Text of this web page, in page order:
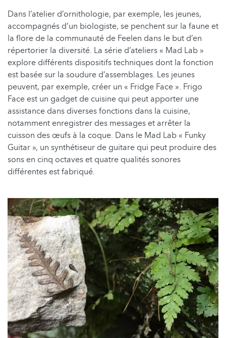
Dans l’atelier d’ornithologie, par exemple, les jeunes,
accompagnés d’un biologiste, se penchent sur la faune et
la flore de la communauté de Feelen dans le but d’en
répertorier la diversité. La série d’ateliers « Mad Lab »
explore différents dispositifs techniques dont la fonction
est basée sur la soudure d’assemblages. Les jeunes
peuvent, par exemple, créer un « Fridge Face ». Frigo
Face est un gadget de cuisine qui peut apporter une
assistance dans diverses fonctions dans la cuisine,
notamment enregistrer des messages et arrêter la
cuisson des œufs à la coque. Dans le Mad Lab « Funky
Guitar », un synthétiseur de guitare qui peut produire des
sons en cinq octaves et quatre qualités sonores
différentes est fabriqué.